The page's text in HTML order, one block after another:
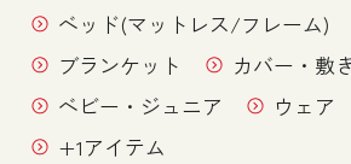
ベッド(マットレス/フレーム)
ブランケット
カバー・敷
ベビー・ジュニア
ウェア
+1アイテム